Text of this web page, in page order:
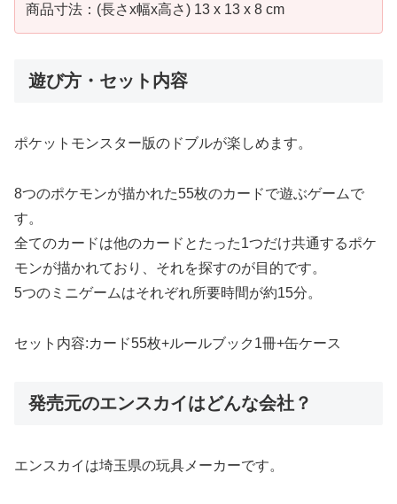
商品寸法：(長さx幅x高さ) 13 x 13 x 8 cm
遊び方・セット内容
ポケットモンスター版のドブルが楽しめます。
8つのポケモンが描かれた55枚のカードで遊ぶゲームで
す。
全てのカードは他のカードとたった1つだけ共通するポケ
モンが描かれており、それを探すのが目的です。
5つのミニゲームはそれぞれ所要時間が約15分。
セット内容:カード55枚+ルールブック1冊+缶ケース
発売元のエンスカイはどんな会社？
エンスカイは埼玉県の玩具メーカーです。